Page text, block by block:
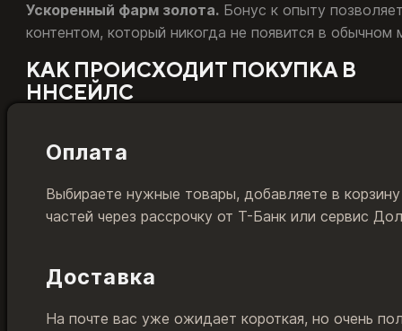
Ускоренный фарм золота. Бонус к опыту
контентом, который никогда не появится в обычном
КАК ПРОИСХОДИТ ПОКУПКА В
ННСЕЙЛС
Оплата
Выбираете нужные товары, добавляете в
частей через рассрочку от Т-Банк или сервис
Доставка
На почте вас уже ожидает короткая, но очень